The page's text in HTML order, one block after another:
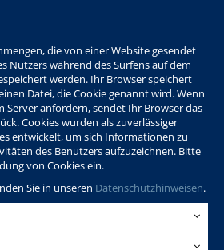
die von einer Website gesendet
Nutzers während des Surfens auf dem
werden. Ihr Browser speichert
Datei, die Cookie genannt wird. Wenn
Server anfordern, sendet Ihr Browser das
Cookies wurden als zuverlässiger
entwickelt, um sich Informationen zu
des Benutzers aufzuzeichnen. Bitte
von Cookies ein.
Sie in unseren Datenschutzhinweisen.
Aktuelles Warenkorb Login
Ansprechpersonen Kontakt Sitemap